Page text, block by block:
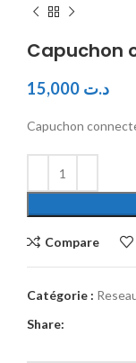
Capuchon
د.ت
Capuchon
Compare
Catégorie :
Share: